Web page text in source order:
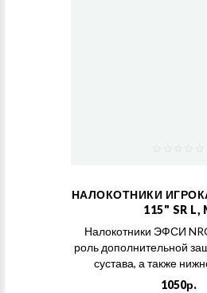
НАЛОКОТНИКИ
115" SR L,
Налокотники ЭФСИ
роль дополнительной
сустава, а также
1050р.